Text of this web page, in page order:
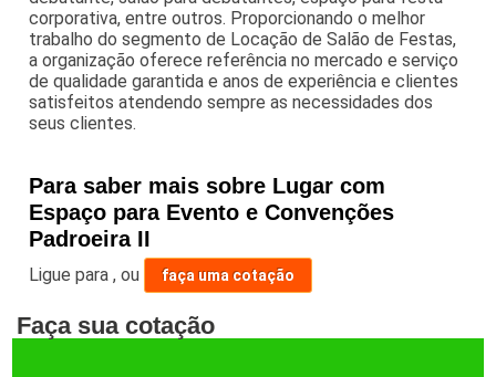
corporativa, entre outros. Proporcionando o melhor
trabalho do segmento de Locação de Salão de Festas,
a organização oferece referência no mercado e serviço
de qualidade garantida e anos de experiência e clientes
satisfeitos atendendo sempre as necessidades dos
seus clientes.
Para saber mais sobre Lugar com
Espaço para Evento e Convenções
Padroeira II
Ligue para,ou faça uma cotação
Faça sua cotação